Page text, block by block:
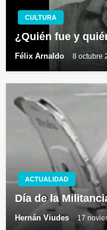
CULTURA
¿Quién fue y
Félix Arnaldo 8 octubre
ACTUALIDAD
Día de la
Hernán Viudes 17